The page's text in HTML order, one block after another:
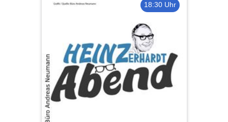
18:30 Uhr